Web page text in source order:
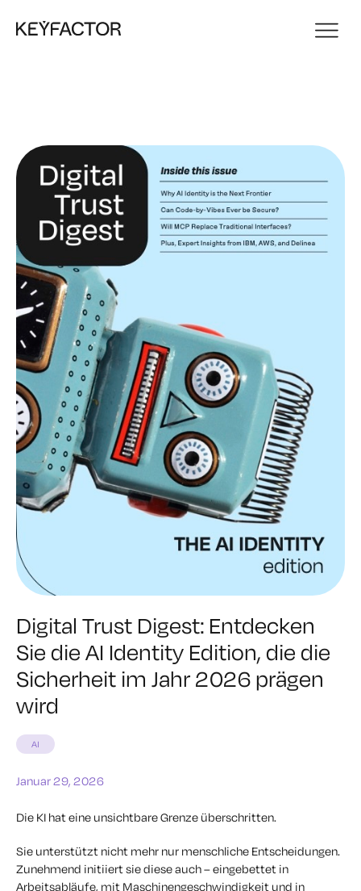
Digital Trust Digest: Entdecken
Sie die AI Identity Edition, die die
Sicherheit im Jahr 2026 prägen
wird
AI
Januar 29, 2026
Die KI hat eine unsichtbare Grenze überschritten.
Sie unterstützt nicht mehr nur menschliche Entscheidungen.
Zunehmend initiiert sie diese auch – eingebettet in
Arbeitsabläufe, mit Maschinengeschwindigkeit und in